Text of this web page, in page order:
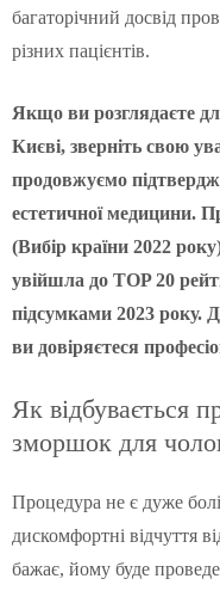
багаторічний досвід
різних пацієнтів.
Якщо ви розглядаєте
Києві, зверніть свою
продовжуємо
естетичної медицини.
(Вибір країни 2022
увійшла до TOP 20
підсумками 2023 року.
ви довіряєтеся
Як відбувається
зморшок для
Процедура не є дуже
дискомфортні відчуття
бажає, йому буде